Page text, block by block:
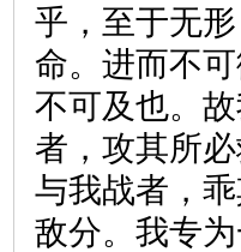
乎，至于无
命。进而不
不可及也。
者，攻其所
与我战者，
敌分。我专